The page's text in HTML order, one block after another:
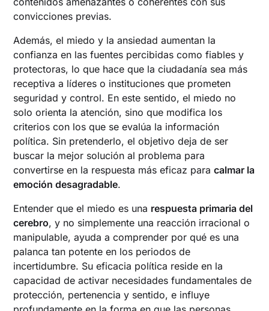
convicciones previas.
Además, el miedo y la ansiedad aumentan la
confianza en las fuentes percibidas como fiables y
protectoras, lo que hace que la ciudadanía sea más
receptiva a líderes o instituciones que prometen
seguridad y control. En este sentido, el miedo no
solo orienta la atención, sino que modifica los
criterios con los que se evalúa la información
política. Sin pretenderlo, el objetivo deja de ser
buscar la mejor solución al problema para
convertirse en la respuesta más eficaz paracalmar la
emoción desagradable.
Entender que el miedo es una respuesta primaria del
cerebro, y no simplemente una reacción irracional o
manipulable, ayuda a comprender por qué es una
palanca tan potente en los periodos de
incertidumbre. Su eficacia política reside en la
capacidad de activar necesidades fundamentales de
protección, pertenencia y sentido, e influye